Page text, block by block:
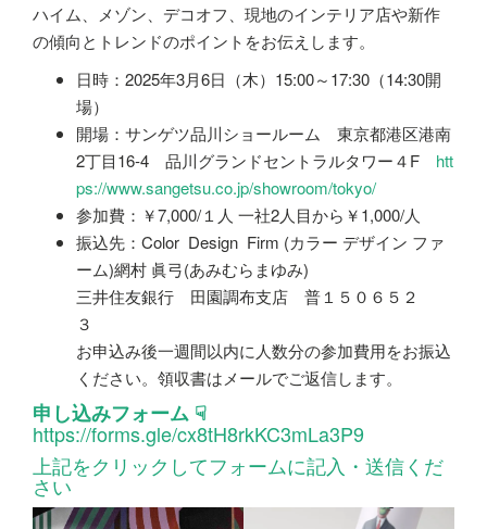
ハイム、メゾン、デコオフ、現地のインテリア店や新作
の傾向とトレンドのポイントをお伝えします。
日時：2025年3月6日（木）15:00～17:30（14:30開
場）
開場：サンゲツ品川ショールーム 東京都港区港南
2丁目16‐4 品川グランドセントラルタワー４F htt
ps://www.sangetsu.co.jp/showroom/tokyo/
参加費：￥7,000/１人 一社2人目から￥1,000/人
振込先：Color Design Firm (カラー デザイン ファ
ーム)網村 眞弓(あみむらまゆみ)
三井住友銀行 田園調布支店 普１５０６５２
３
お申込み後一週間以内に人数分の参加費用をお振込
ください。領収書はメールでご返信します。
申し込みフォーム ☟
https://forms.gle/cx8tH8rkKC3mLa3P9
上記をクリックしてフォームに記入・送信くだ
さい